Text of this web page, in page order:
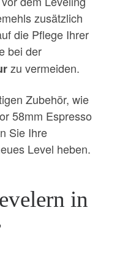
zusätzlich
die Pflege Ihrer
bei der
zu vermeiden.
Zubehör, wie
58mm Espresso
Sie Ihre
Level heben.
in